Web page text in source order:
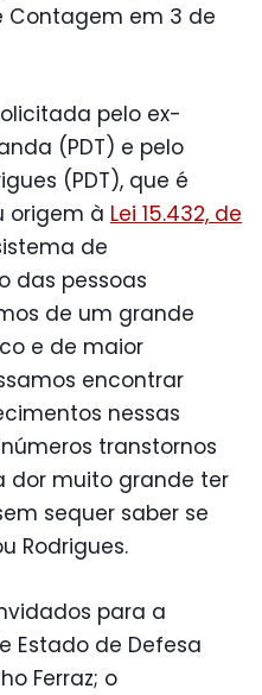
Contagem em 3 de
pelo ex-
(PDT) e pelo
(PDT), que é
origem à Lei 15.432, de
de
das pessoas
de um grande
e de maior
encontrar
nessas
transtornos
dor muito grande ter
sequer saber se
Rodrigues.
para a
Estado de Defesa
Ferraz; o